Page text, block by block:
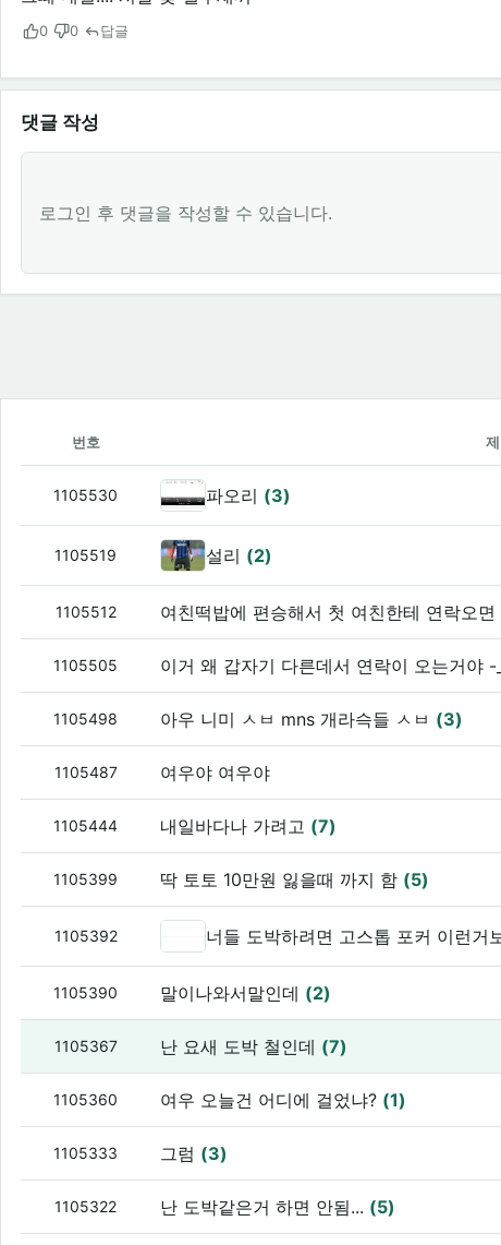
0 0 답글
댓글 작성
로그인 후 댓글을 작성할 수 있습니다.
번호
1105530 파오리 (3)
1105519 설리 (2)
1105512 여친떡밥에 편승해서 첫 여친한테 연락오
1105505 이거 왜 갑자기 다른데서 연락이 오는거야 -
1105498 아우 니미 ㅅㅂ mns 개라슥들 ㅅㅂ (3)
1105487 여우야 여우야
1105444 내일바다나 가려고 (7)
1105399 딱 토토 10만원 잃을때 까지 함 (5)
1105392 너들 도박하려면 고스톱 포커 이런거
1105390 말이나와서말인데 (2)
1105367 난 요새 도박 철인데 (7)
1105360 여우 오늘건 어디에 걸었냐? (1)
1105333 그럼 (3)
1105322 난 도박같은거 하면 안됨... (5)